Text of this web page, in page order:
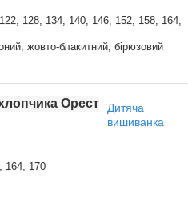
128, 134, 140, 146, 152, 158, 164,
жовто-блакитний, бірюзовий
Дитяча
вишиванка
164, 170